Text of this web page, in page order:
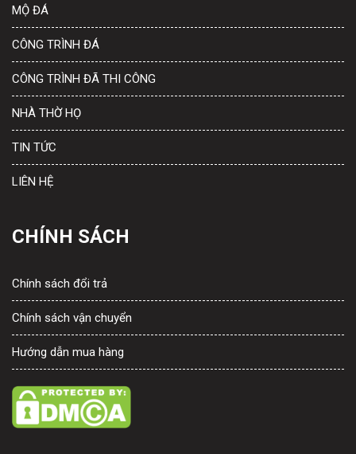
MỘ ĐÁ
CÔNG TRÌNH ĐÁ
CÔNG TRÌNH ĐÃ THI CÔNG
NHÀ THỜ HỌ
TIN TỨC
LIÊN HỆ
CHÍNH SÁCH
Chính sách đổi trả
Chính sách vận chuyển
Hướng dẫn mua hàng